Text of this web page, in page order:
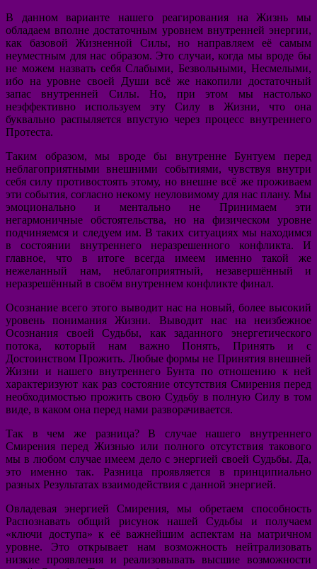
В данном варианте нашего реагирования на Жизнь мы
обладаем вполне достаточным уровнем внутренней энергии,
как базовой Жизненной Силы, но направляем её самым
неуместным для нас образом. Это случаи, когда мы вроде бы
не можем назвать себя Слабыми, Безвольными, Несмелыми,
ибо на уровне своей Души всё же накопили достаточный
запас внутренней Силы. Но, при этом мы настолько
неэффективно используем эту Силу в Жизни, что она
буквально распыляется впустую через процесс внутреннего
Протеста.
Таким образом, мы вроде бы внутренне Бунтуем перед
неблагоприятными внешними событиями, чувствуя внутри
себя силу противостоять этому, но внешне всё же проживаем
эти события, согласно некому неуловимому для нас плану. Мы
эмоционально и ментально не Принимаем эти
негармоничные обстоятельства, но на физическом уровне
подчиняемся и следуем им. В таких ситуациях мы находимся
в состоянии внутреннего неразрешенного конфликта. И
главное, что в итоге всегда имеем именно такой же
нежеланный нам, неблагоприятный, незавершённый и
неразрешённый в своём внутреннем конфликте финал.
Осознание всего этого выводит нас на новый, более высокий
уровень понимания Жизни. Выводит нас на неизбежное
Осознания своей Судьбы, как заданного энергетического
потока, который нам важно Понять, Принять и с
Достоинством Прожить. Любые формы не Принятия внешней
Жизни и нашего внутреннего Бунта по отношению к ней
характеризуют как раз состояние отсутствия Смирения перед
необходимостью прожить свою Судьбу в полную Силу в том
виде, в каком она перед нами разворачивается.
Так в чем же разница? В случае нашего внутреннего
Смирения перед Жизнью или полного отсутствия такового
мы в любом случае имеем дело с энергией своей Судьбы. Да,
это именно так. Разница проявляется в принципиально
разных Результатах взаимодействия с данной энергией.
Овладевая энергией Смирения, мы обретаем способность
Распознавать общий рисунок нашей Судьбы и получаем
«ключи доступа» к её важнейшим аспектам на матричном
уровне. Это открывает нам возможность нейтрализовать
низкие проявления и реализовывать высшие возможности